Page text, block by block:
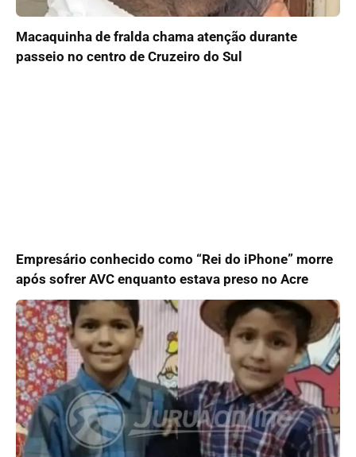
Macaquinha de fralda chama atenção durante
passeio no centro de Cruzeiro do Sul
Empresário conhecido como “Rei do iPhone” morre
após sofrer AVC enquanto estava preso no Acre